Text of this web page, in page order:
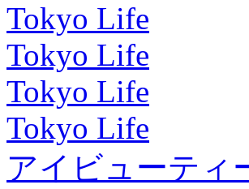
Tokyo Life
Tokyo Life
Tokyo Life
Tokyo Life
アイビューティ